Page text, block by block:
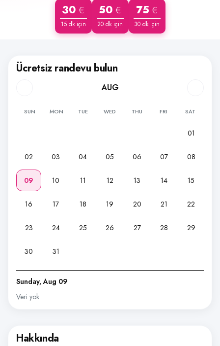
30 €
15 dk için
50 €
20 dk için
75 €
30 dk için
Ücretsiz randevu bulun
AUG
SUN MON TUE WED THU FRI SAT
01
02 03 04 05 06 07 08
09 10 11 12 13 14 15
16 17 18 19 20 21 22
23 24 25 26 27 28 29
30 31
Sunday, Aug 09
Veri yok
Hakkında